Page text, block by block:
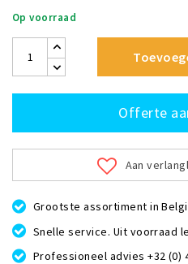
Op voorraad
Offerte
Aan
Grootste assortiment in
Snelle service. Uit voorraad
Professioneel advies +32 (0)